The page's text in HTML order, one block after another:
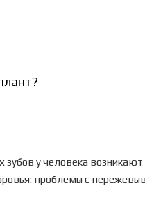
зубов у человека
проблемы с